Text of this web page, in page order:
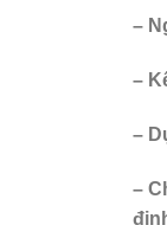
–
–
–
–